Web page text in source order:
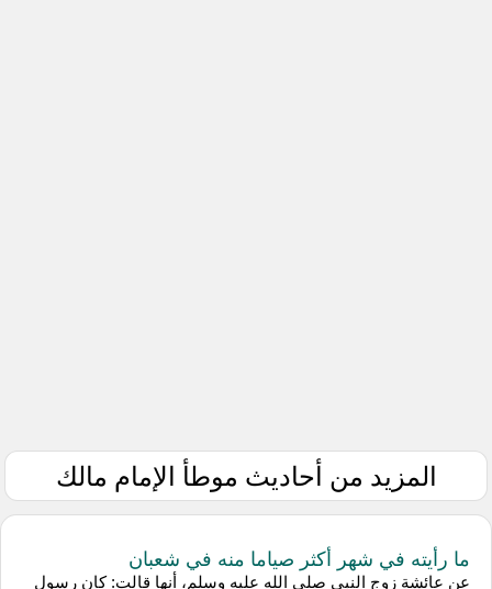
المزيد من أحاديث موطأ الإمام مالك
ما رأيته في شهر أكثر صياما منه في شعبان
عن عائشة زوج النبي صلى الله عليه وسلم، أنها قالت: كان رسول